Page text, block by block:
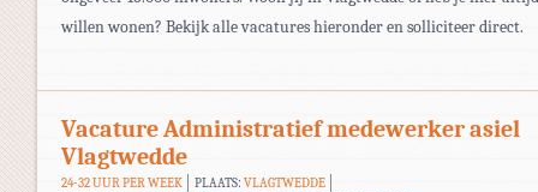
willen wonen? Bekijk alle vacatures hieronder en solliciteer direct.
Vacature Administratief medewerker asiel
Vlagtwedde
24-32 UUR PER WEEK PLAATS: VLAGTWEDDE